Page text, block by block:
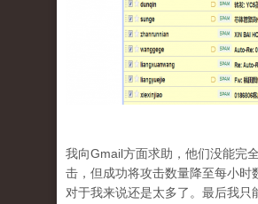
我向Gmail方面求助，他们没能完
击，但成功将攻击数量降至每小时
对于我来说还是太多了。最后我只